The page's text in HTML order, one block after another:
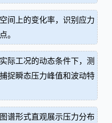
间上的变化率，识别应力
。
际工况的动态条件下，测
捉瞬态压力峰值和波动特
谱形式直观展示压力分布